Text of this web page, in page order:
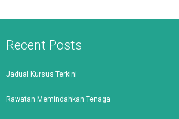
Recent Posts
Jadual Kursus Terkini
Rawatan Memindahkan Tenaga